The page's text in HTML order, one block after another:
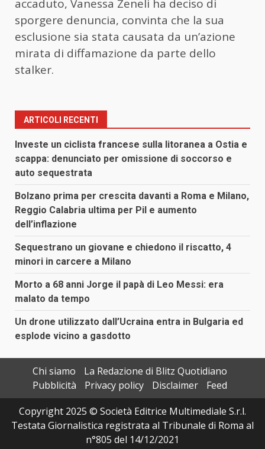
accaduto, Vanessa Zeneli ha deciso di
sporgere denuncia, convinta che la sua
esclusione sia stata causata da un’azione
mirata di diffamazione da parte dello
stalker.
ARTICOLI RECENTI
Investe un ciclista francese sulla litoranea a Ostia e
scappa: denunciato per omissione di soccorso e
auto sequestrata
Bolzano prima per crescita davanti a Roma e Milano,
Reggio Calabria ultima per Pil e aumento
dell’inflazione
Sequestrano un giovane e chiedono il riscatto, 4
minori in carcere a Milano
Morto a 68 anni Jorge il papà di Leo Messi: era
malato da tempo
Un drone utilizzato dall’Ucraina entra in Bulgaria ed
esplode vicino a gasdotto
Chi siamo
La Redazione di Blitz Quotidiano
Pubblicità
Privacy policy Disclaimer
Feed
Copyright 2025 © Società Editrice Multimediale S.r.l.
Testata Giornalistica registrata al Tribunale di Roma al
n°805 del 14/12/2021